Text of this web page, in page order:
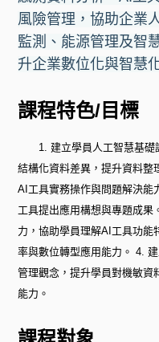
風險管理，協助企業
監測、能源管理及智
升企業數位化與智慧
課程特色/目標
1. 建立學員人工智慧基
結構化資料差異，提升資料整
AI工具實務操作與問題解決能
工具提出應用構想與專題成
力，協助學員理解AI工具功能
率與數位轉型應用能力。 4.
管理觀念，提升學員對機敏資
能力。